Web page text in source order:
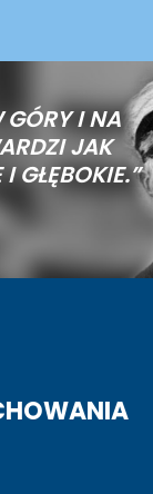
GÓRY I NA
JAK
GŁĘBOKIE.”